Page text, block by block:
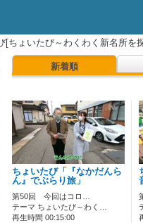
[ちょいたび～わくわく新名所を
新着順
ちょいたび「『なかだんら
ん』でぶらり旅」
第50回 今回はコロ…
テーマ ちょいたび～わく…
再生時間 00:15:00